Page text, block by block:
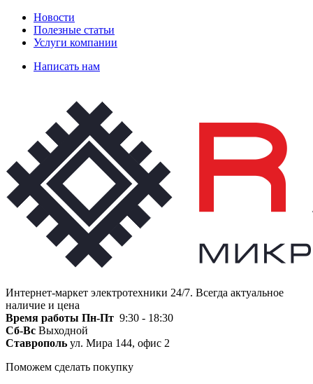
Новости
Полезные статьи
Услуги компании
Написать нам
Интернет-маркет электротехники 24/7. Всегда актуальное
наличие и цена
Время работы Пн-Пт 9:30 - 18:30
Сб-Вс Выходной
Ставрополь ул. Мира 144, офис 2
Поможем сделать покупку